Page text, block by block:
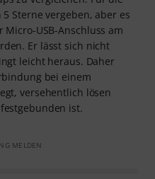
Sterne vergeben, aber es
USB-Anschluss am
Er lässt sich nicht
leicht heraus. Daher
bei einem
versehentlich lösen
ist.
MELDEN